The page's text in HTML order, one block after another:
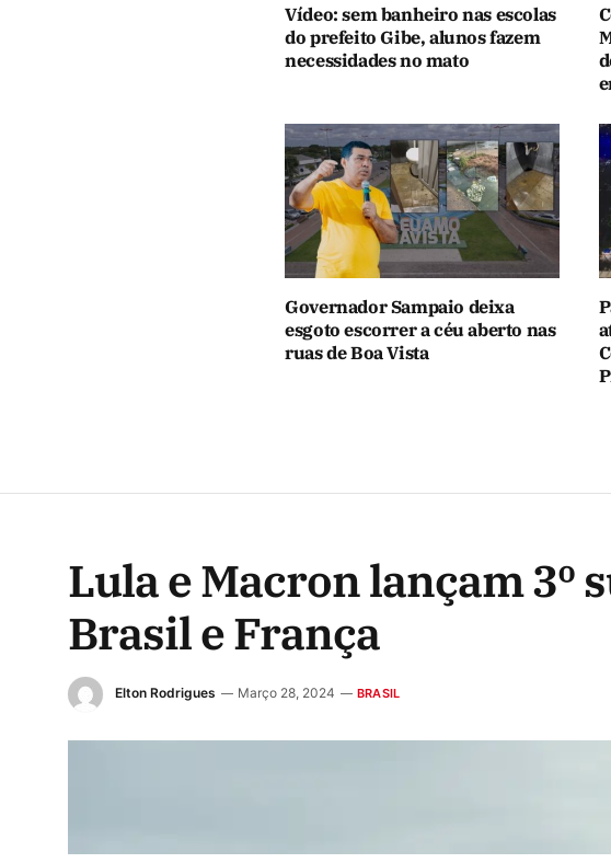
Vídeo: sem banheiro nas escolas
do prefeito Gibe, alunos fazem
necessidades no mato
Governador Sampaio deixa
esgoto escorrer a céu aberto nas
ruas de Boa Vista
Lula e Macron lançam
Brasil e França
Elton Rodrigues Março 28, 2024 BRASIL